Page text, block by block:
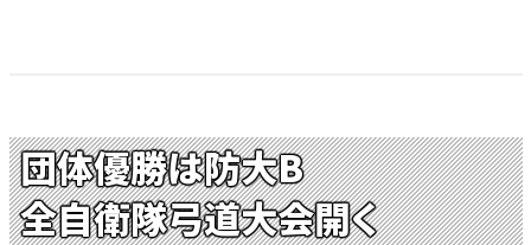
団体優勝は防大B
全自衛隊弓道大会開く